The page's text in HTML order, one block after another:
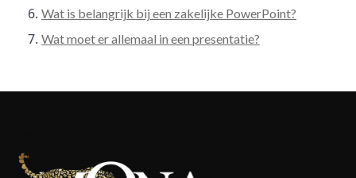
Wat is belangrijk bij een zakelijke PowerPoint?
Wat moet er allemaal in een presentatie?